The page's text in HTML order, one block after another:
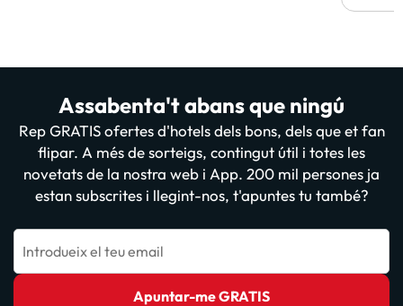
Assabenta't abans que ningú
Rep GRATIS ofertes d'hotels dels bons, dels que et fan
flipar. A més de sorteigs, contingut útil i totes les
novetats de la nostra web i App. 200 mil persones ja
estan subscrites i llegint-nos, t'apuntes tu també?
Introdueix el teu email
Apuntar-me GRATIS